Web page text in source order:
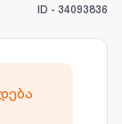
ID - 34093836